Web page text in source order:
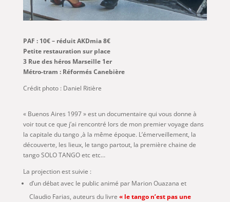
PAF : 10€ – réduit AKDmia 8€
Petite restauration sur place
3 Rue des héros Marseille 1er
Métro-tram : Réformés Canebière
Crédit photo : Daniel Ritière
« Buenos Aires 1997 » est un documentaire qui vous donne à
voir tout ce que j’ai rencontré lors de mon premier voyage dans
la capitale du tango ,à la même époque. L’émerveillement, la
découverte, les lieux, le tango partout, la première chaine de
tango SOLO TANGO etc etc…
La projection est suivie :
d’un débat avec le public animé par Marion Ouazana et
Claudio Farias, auteurs du livre « le tango n’est pas une